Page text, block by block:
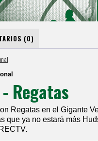
(0)
Regatas
Regatas en el Gigante
que ya no estará más